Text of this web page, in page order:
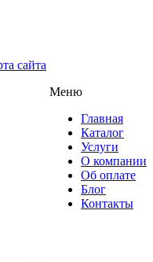
сайта
Меню
Главная
Каталог
Услуги
О компании
Об оплате
Блог
Контакты